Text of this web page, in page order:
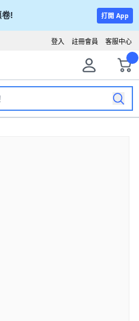
卷! 打開 App
客服中心
註冊會員
登入